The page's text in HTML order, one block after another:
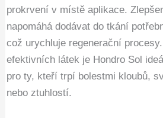
prokrvení v místě aplikace.
napomáhá dodávat do tkání
což urychluje regenerační
efektivních látek je Hondro Sol
pro ty, kteří trpí bolestmi kloubů,
nebo ztuhlostí.